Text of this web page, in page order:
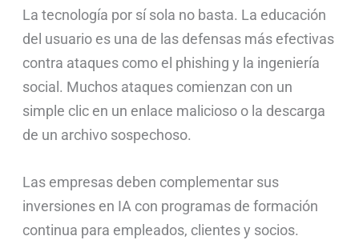
La tecnología por sí sola no basta. La educación
del usuario es una de las defensas más efectivas
contra ataques como el phishing y la ingeniería
social. Muchos ataques comienzan con un
simple clic en un enlace malicioso o la descarga
de un archivo sospechoso.
Las empresas deben complementar sus
inversiones en IA con programas de formación
continua para empleados, clientes y socios.